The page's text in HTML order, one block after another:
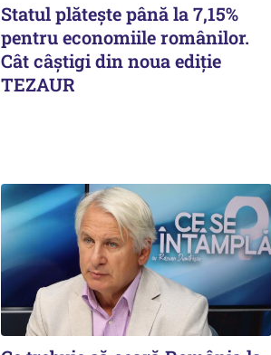
Statul plătește până la 7,15%
pentru economiile românilor.
Cât câștigi din noua ediție
TEZAUR